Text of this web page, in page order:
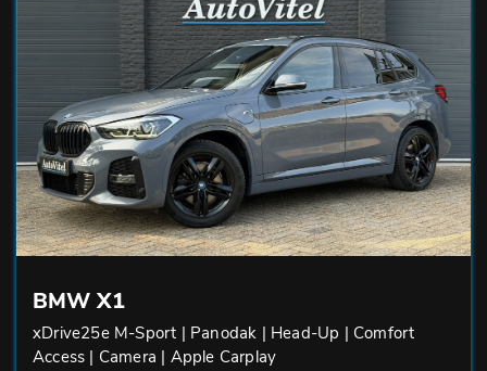
BMW X1
xDrive25e M-Sport | Panodak | Head-Up | Comfort
Access | Camera | Apple Carplay